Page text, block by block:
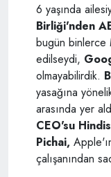
6 yaşında
Birliği'nden
bugün binlerce
edilseydi,
olmayabilirdik.
yasağına
arasında yer
CEO'su
Pichai,
çalışanından